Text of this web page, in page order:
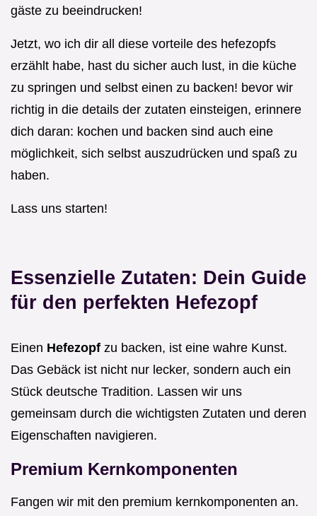
gäste zu beeindrucken!
Jetzt, wo ich dir all diese vorteile des hefezopfs
erzählt habe, hast du sicher auch lust, in die küche
zu springen und selbst einen zu backen! bevor wir
richtig in die details der zutaten einsteigen, erinnere
dich daran: kochen und backen sind auch eine
möglichkeit, sich selbst auszudrücken und spaß zu
haben.
Lass uns starten!
Essenzielle Zutaten: Dein Guide
für den perfekten Hefezopf
Einen Hefezopf zu backen, ist eine wahre Kunst.
Das Gebäck ist nicht nur lecker, sondern auch ein
Stück deutsche Tradition. Lassen wir uns
gemeinsam durch die wichtigsten Zutaten und deren
Eigenschaften navigieren.
Premium Kernkomponenten
Fangen wir mit den premium kernkomponenten an.